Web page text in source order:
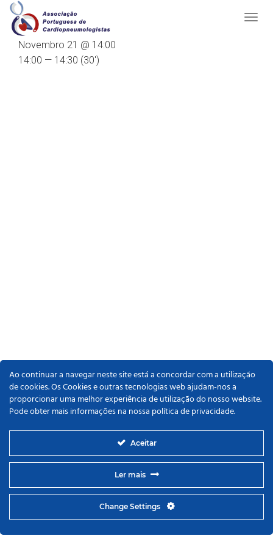
Novembro 21 @ 14:00
14:00 — 14:30 (30′)
Ao continuar a navegar neste site está a concordar com a utilização
de cookies. Os Cookies e outras tecnologias web ajudam-nos a
proporcionar uma melhor experiência de utilização do nosso website.
Pode obter mais informações na nossa política de privacidade.
Aceitar
Ler mais
Change Settings